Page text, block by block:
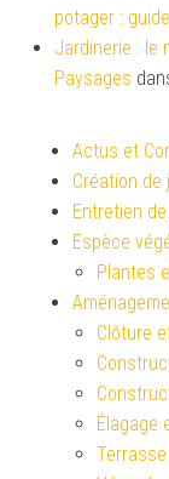
potager :
Jardinerie : le
Paysages
Actus et
Création de
Entretien
Espèce
Plantes
Clôture
Élagage
Terrasse